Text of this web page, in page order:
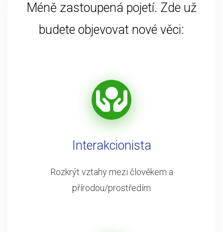
Méně zastoupená pojetí. Zde už
budete objevovat nové věci:
Interakcionista
Rozkrýt vztahy mezi člověkem a
přírodou/prostředím